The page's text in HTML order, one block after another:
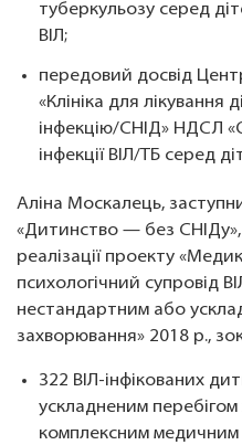
туберкульозу серед
ВІЛ;
передовий досвід
«Клініка для лікування
інфекцію/СНІД» НДСЛ
інфекції ВІЛ/ТБ серед
Аліна Москалець,
«Дитинство — без
реалізації проекту
психологічний супровід
нестандартним або
захворювання» 2018 р.,
322 ВІЛ-інфікованих
ускладненим
комплексним медичним